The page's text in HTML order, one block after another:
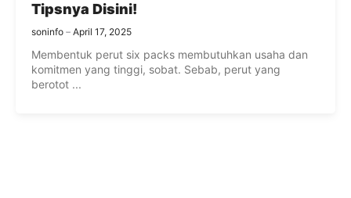
Tipsnya Disini!
soninfo April 17, 2025
Membentuk perut six packs membutuhkan usaha dan
komitmen yang tinggi, sobat. Sebab, perut yang
berotot ...